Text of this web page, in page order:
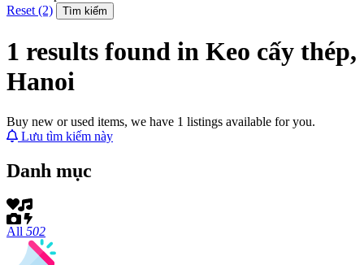
Reset (2)
Tìm kiếm
1 results found in Keo cấy thép,
Hanoi
Buy new or used items, we have 1 listings available for you.
Lưu tìm kiếm này
Danh mục
All 502